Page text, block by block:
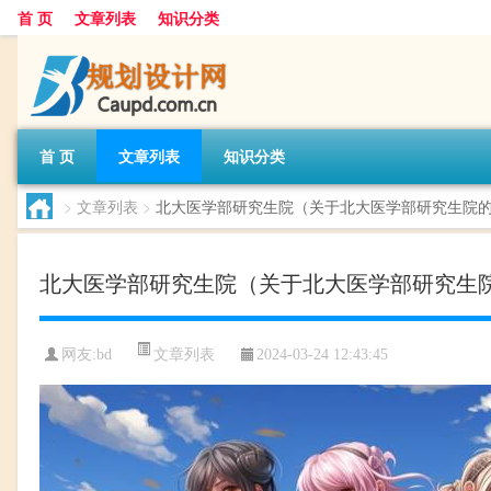
首 页 文章列表 知识分类
首 页 文章列表 知识分类
> 文章列表 > 北大医学部研究生院（关于北大医学部研究生院
北大医学部研究生院（关于北大医学部研究生
网友:bd 文章列表 2024-03-24 12:43:45